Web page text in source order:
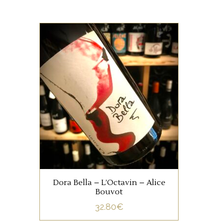
JURA/SAVOIE
Un jus électrisant que ce
Poulsard!
AJOUTER AU PANIER
Dora Bella – L’Octavin – Alice
Bouvot
32.80€